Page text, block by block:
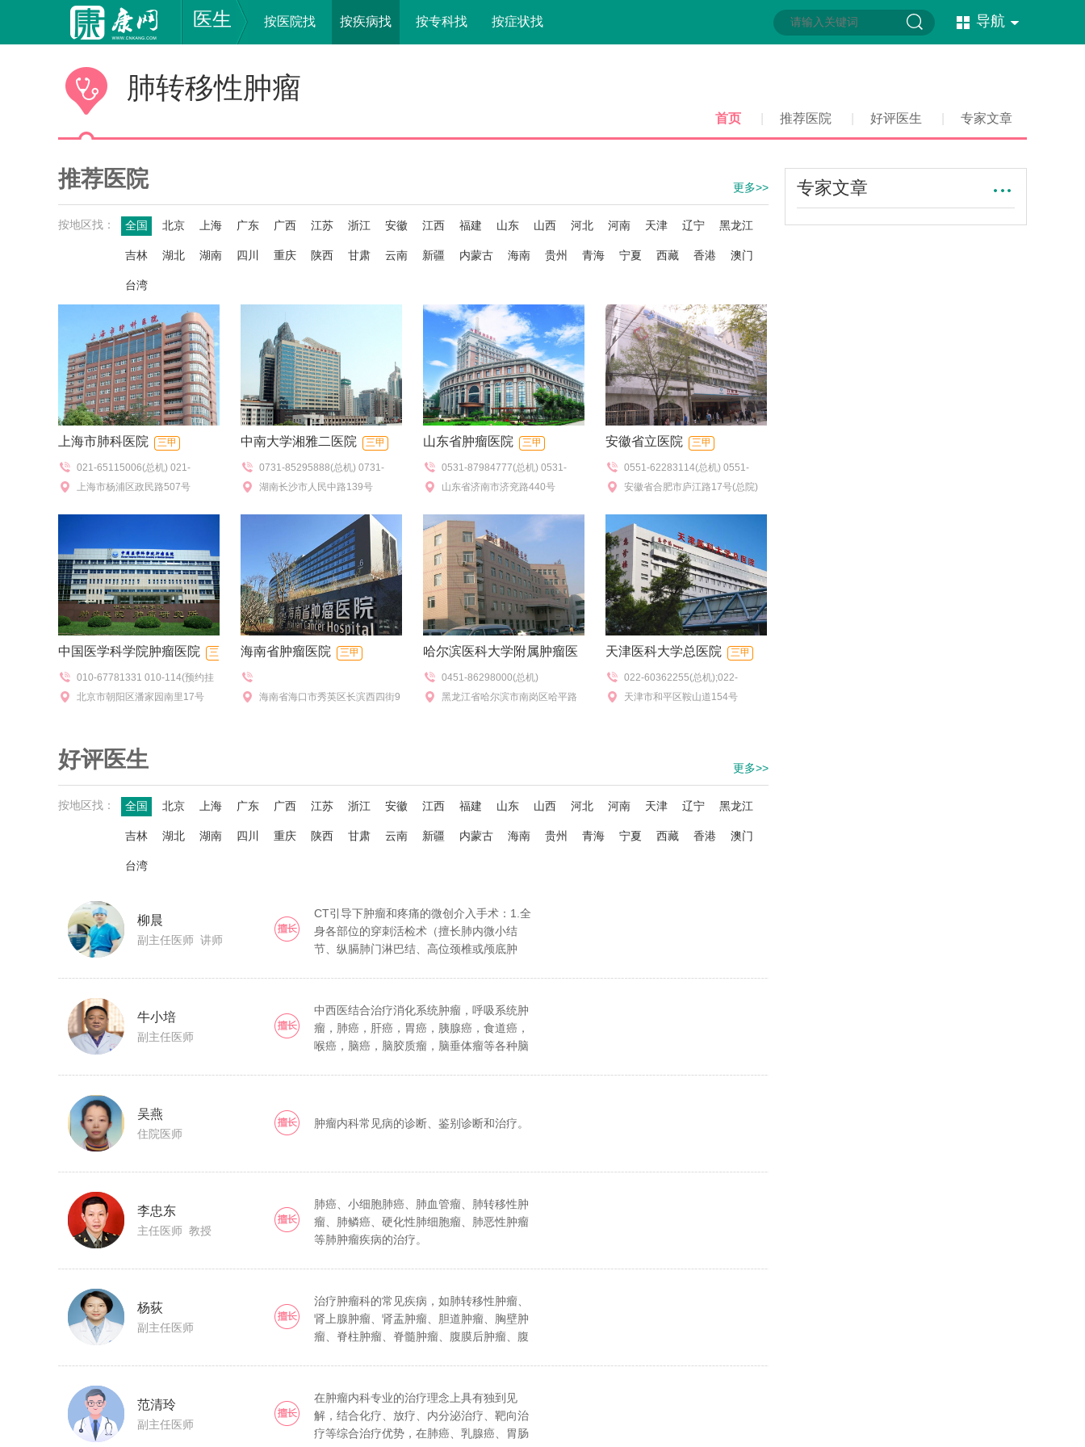
医生 按医院找 按疾病找 按专科找 按症状找 导航
肺转移性肿瘤
首页 推荐医院 好评医生 专家文章
推荐医院 更多>>
按地区找： 全国 北京 上海 广东 广西 江苏 浙江 安徽 江西 福建 山东 山西 河北 河南 天津 辽宁 黑龙江
吉林 湖北 湖南 四川 重庆 陕西 甘肃 云南 新疆 内蒙古 海南 贵州 青海 宁夏 西藏 香港 澳门
台湾
上海市肺科医院 三甲
021-65115006(总机) 021-
55672180(预约挂号)
上海市杨浦区政民路507号
中南大学湘雅二医院 三甲
0731-85295888(总机) 0731-
85295999,0731-85294300(值
询),0731-85295022(专家门诊咨
湖南长沙市人民中路139号
山东省肿瘤医院 三甲
0531-87984777(总机) 0531-
87984079(院办)
山东省济南市济兖路440号
安徽省立医院 三甲
0551-62283114(总机) 0551-
118114(预约挂号),0551-
安徽省合肥市庐江路17号(总院)
中国医学科学院肿瘤医院 三
甲
010-67781331 010-114(预约挂
号)
北京市朝阳区潘家园南里17号
海南省肿瘤医院 三甲
海南省海口市秀英区长滨西四街9
哈尔滨医科大学附属肿瘤医
院 0451-86298000(总机)
黑龙江省哈尔滨市南岗区哈平路
天津医科大学总医院 三甲
022-60362255(总机);022-
60361301/1365(预约)
天津市和平区鞍山道154号
好评医生 更多>>
按地区找： 全国 北京 上海 广东 广西 江苏 浙江 安徽 江西 福建 山东 山西 河北 河南 天津 辽宁 黑龙江
吉林 湖北 湖南 四川 重庆 陕西 甘肃 云南 新疆 内蒙古 海南 贵州 青海 宁夏 西藏 香港 澳门
台湾
柳晨
副主任医师 讲师
CT引导下肿瘤和疼痛的微创介入手术：1.全
身各部位的穿刺活检术（擅长肺内微小结
节、纵膈肺门淋巴结、高位颈椎或颅底肿
粒子、化疗药物粒子）植入术、热消融术
（射频消融术、微波消融术）、化学消融术
等方式治疗全身实体性肿瘤。 3.椎体成形术
治疗骨质疏松、骨肿瘤等原因引起的椎体压
缩性骨折、四肢骨盆病理性骨折。4.神经阻
牛小培
副主任医师
中西医结合治疗消化系统肿瘤，呼吸系统肿
瘤，肺癌，肝癌，胃癌，胰腺癌，食道癌，
喉癌，脑癌，脑胶质瘤，脑垂体瘤等各种脑
胱癌，输尿管癌，前列腺癌，骨癌，骨肉
吴燕
住院医师
肿瘤内科常见病的诊断、鉴别诊断和治疗。
李忠东
主任医师 教授
肺癌、小细胞肺癌、肺血管瘤、肺转移性肿
瘤、肺鳞癌、硬化性肺细胞瘤、肺恶性肿瘤
等肺肿瘤疾病的治疗。
杨荻
副主任医师
治疗肿瘤科的常见疾病，如肺转移性肿瘤、
肾上腺肿瘤、肾盂肿瘤、胆道肿瘤、胸壁肿
瘤、脊柱肿瘤、脊髓肿瘤、腹膜后肿瘤、腹
范清玲
副主任医师
在肿瘤内科专业的治疗理念上具有独到见
解，结合化疗、放疗、内分泌治疗、靶向治
疗等综合治疗优势，在肺癌、乳腺癌、胃肠
专家文章